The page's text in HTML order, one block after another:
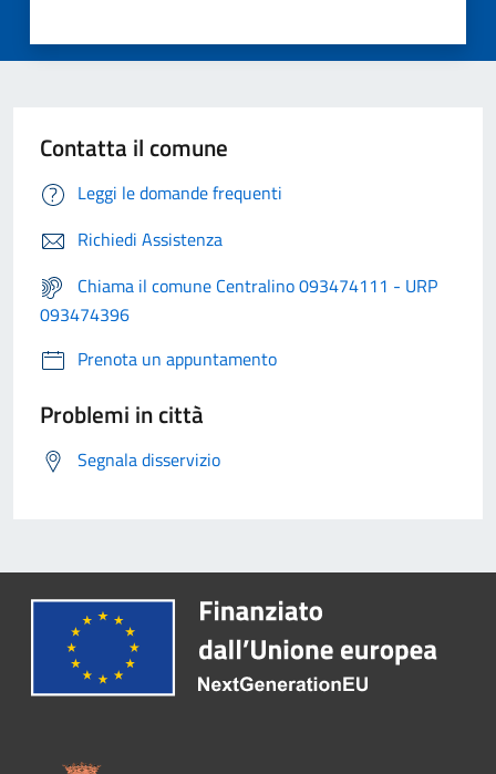
Contatta il comune
Leggi le domande frequenti
Richiedi Assistenza
Chiama il comune Centralino 093474111 - URP
093474396
Prenota un appuntamento
Problemi in città
Segnala disservizio